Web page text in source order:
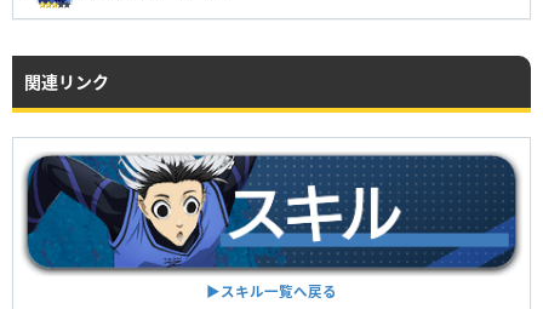
関連リンク
▶︎スキル一覧へ戻る